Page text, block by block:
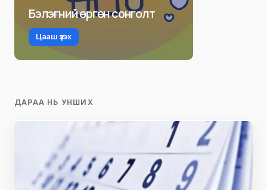
Бэлэгний өргөн сонголт
Цааш үзэх
ДАРАА НЬ УНШИХ